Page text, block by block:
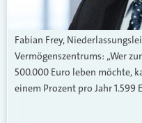
Fabian Frey,
Vermögenszentrums: „Wer
500.000 Euro leben möchte,
einem Prozent pro Jahr